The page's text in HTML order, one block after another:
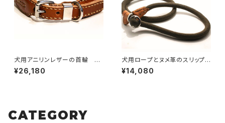
犬用アニリンレザーの首輪 50
~59cmまで 【受注製作】LOV
E&PEACE&DOGSオリジナル
¥26,180
犬用ロープとヌメ革のスリップリ
ード 【受注製作】LOVE＆PEA
CE＆DOGSオリジナル
¥14,080
CATEGORY